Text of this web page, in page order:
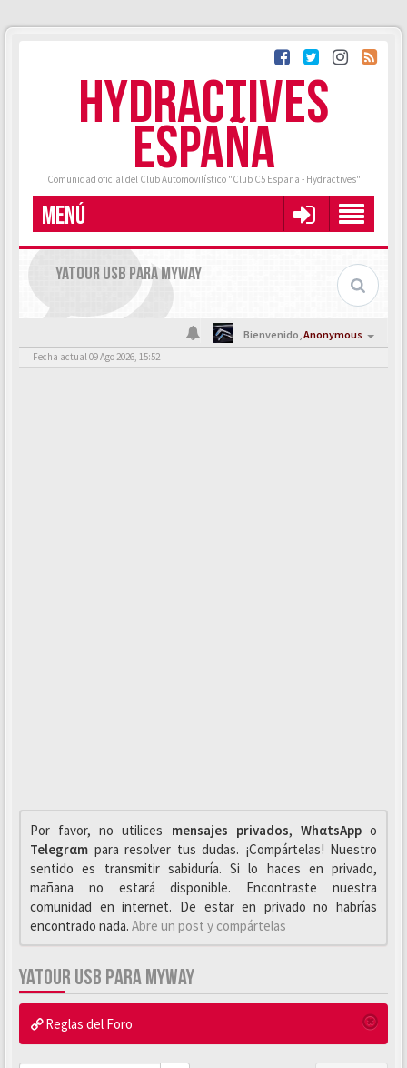
HYDRACTIVES
ESPAÑA
Comunidad oficial del Club Automovilístico "Club C5 España - Hydractives"
MENÚ
YATOUR USB PARA MYWAY
Bienvenido,Anonymous
Fecha actual 09 Ago 2026, 15:52
Por favor, no utilices mensajes privados, WhαtsAppo
Telegrαm para resolver tus dudas. ¡Compártelas! Nuestro
sentido es transmitir sabiduría. Si lo haces en privado,
mañana no estará disponible. Encontraste nuestra
comunidad en internet. De estar en privado no habrías
encontrado nada. Abre un post y compártelas
YATOUR USB PARA MYWAY
Reglas del Foro